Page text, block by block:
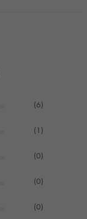
(6)
(1)
(0)
(0)
(0)